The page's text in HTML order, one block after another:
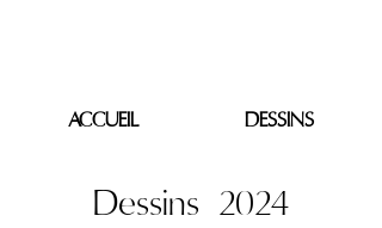
ACCUEIL DESSINS
Dessins 2024